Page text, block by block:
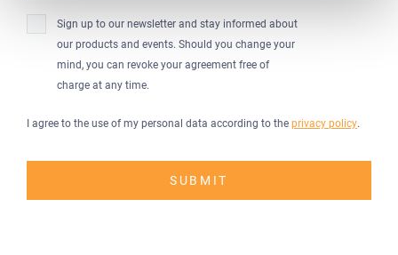
Sign up to our newsletter and stay informed about
our products and events. Should you change your
mind, you can revoke your agreement free of
charge at any time.
I agree to the use of my personal data according to the privacy policy.
SUBMIT